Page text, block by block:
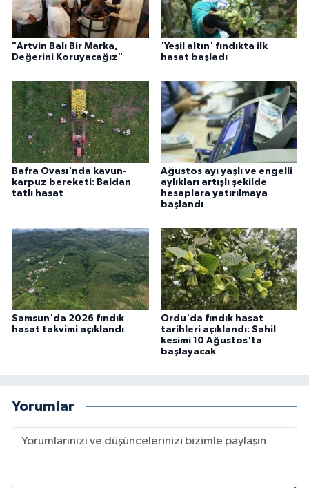
"Artvin Balı Bir Marka,
Değerini Koruyacağız"
'Yeşil altın' fındıkta ilk
hasat başladı
Bafra Ovası'nda kavun-
karpuz bereketi: Baldan
tatlı hasat
Ağustos ayı yaşlı ve engelli
aylıkları artışlı şekilde
hesaplara yatırılmaya
başlandı
Samsun'da 2026 fındık
hasat takvimi açıklandı
Ordu'da fındık hasat
tarihleri açıklandı: Sahil
kesimi 10 Ağustos'ta
başlayacak
Yorumlar